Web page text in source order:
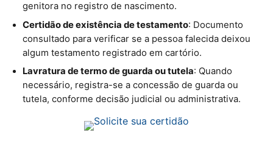
genitora no registro de nascimento.
Certidão de existência de testamento: Documento
consultado para verificar se a pessoa falecida deixou
algum testamento registrado em cartório.
Lavratura de termo de guarda ou tutela: Quando
necessário, registra-se a concessão de guarda ou
tutela, conforme decisão judicial ou administrativa.